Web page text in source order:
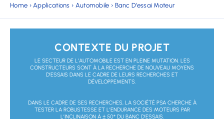
Home ›Applications › Automobile › Banc D’essai Moteur
CONTEXTE DU PROJET
LE SECTEUR DE L’AUTOMOBILE EST EN PLEINE MUTATION. LES
CONSTRUCTEURS SONT À LA RECHERCHE DE NOUVEAU MOYENS
D’ESSAIS DANS LE CADRE DE LEURS RECHERCHES ET
DÉVELOPPEMENTS.
DANS LE CADRE DE SES RECHERCHES, LA SOCIÉTÉ PSA CHERCHE À
TESTER LA ROBUSTESSE ET L’ENDURANCE DES MOTEURS PAR
L’INCLINAISON À ± 50° DU BANC D’ESSAIS.